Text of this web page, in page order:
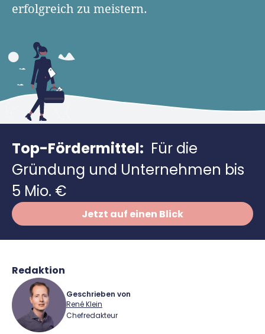
Lohnsoftware
Vergleiche
Richtig versichern
Steuerberatung
Software
Deals
erfolgreich zu meistern.
Top-Fördermittel: Für die
Gründung und Unternehmen bis
5 Mio. €
Jetzt auf einen Blick
Redaktion
Geschrieben von
René Klein
Chefredakteur